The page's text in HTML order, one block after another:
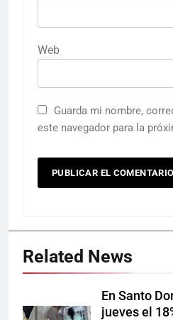
Web
Guarda mi nombre,
este navegador para la
Related News
En Santo
jueves el